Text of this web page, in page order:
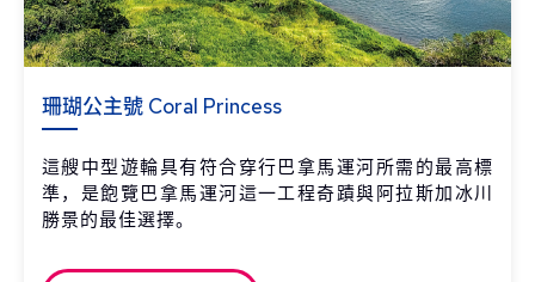
珊瑚公主號 Coral Princess
這艘中型遊輪具有符合穿行巴拿馬運河所需的最高標
準，是飽覽巴拿馬運河這一工程奇蹟與阿拉斯加冰川
勝景的最佳選擇。